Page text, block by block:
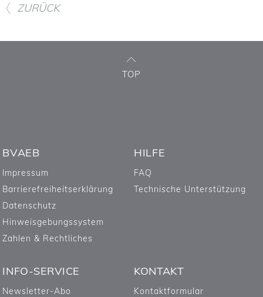
ZURÜCK
TOP
BVAEB
Impressum
Barrierefreiheitserklärung
Datenschutz
Hinweisgebungssystem
Zahlen & Rechtliches
HILFE
FAQ
Technische Unterstützung
INFO-SERVICE
Newsletter-Abo
KONTAKT
Kontaktformular